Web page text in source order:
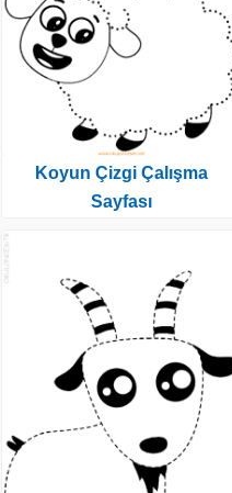
Koyun Çizgi Çalışma
Sayfası